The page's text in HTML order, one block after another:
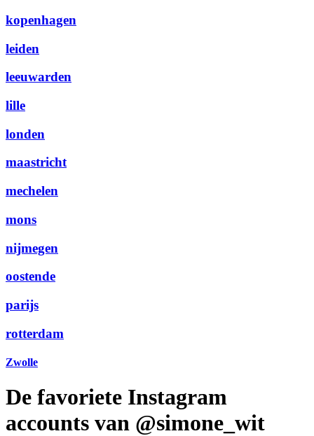
kopenhagen
leiden
leeuwarden
lille
londen
maastricht
mechelen
mons
nijmegen
oostende
parijs
rotterdam
Zwolle
De favoriete Instagram
accounts van @simone_wit